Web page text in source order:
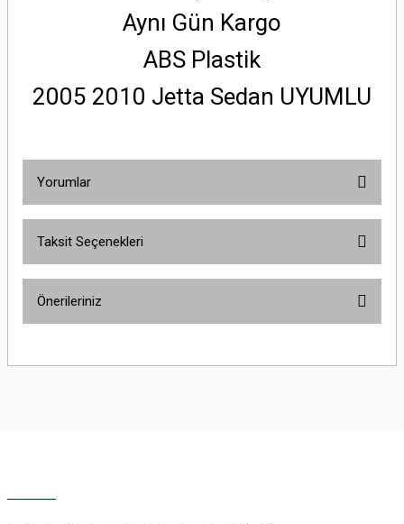
Aynı Gün Kargo
ABS Plastik
2005 2010 Jetta Sedan UYUMLU
Yorumlar
Taksit Seçenekleri
Önerileriniz
yetersiz gördüğünüz noktaları öneri formunu kullanarak tarafımıza